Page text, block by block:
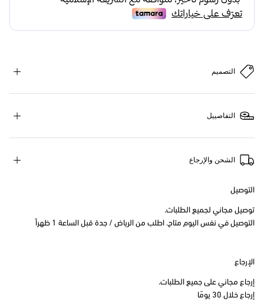
التصميم
التفاصييل
الشحن والإرجاع
التوصيل
توصيل مجاني لجميع الطلبات.
التوصيل في نفس اليوم متاح. اطلب من الرياض / جدة قبل الساعة 1 ظهراً
الإرجاع
إرجاع مجاني على جميع الطلبات.
إرجاع خلال 30 يومًا